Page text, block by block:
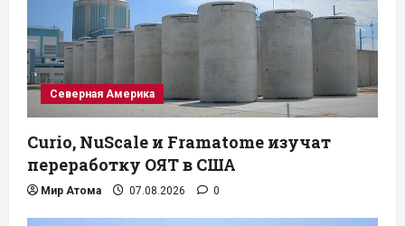
Северная Америка
Curio, NuScale и Framatome изучат
переработку ОЯТ в США
Мир Атома 07.08.2026 0